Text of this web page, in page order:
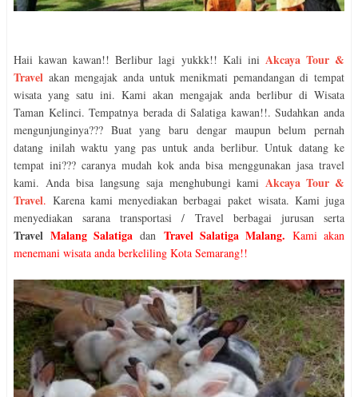
Haii kawan kawan!! Berlibur lagi yukkk!! Kali ini Akcaya Tour &
Travel akan mengajak anda untuk menikmati pemandangan di tempat
wisata yang satu ini. Kami akan mengajak anda berlibur di Wisata
Taman Kelinci. Tempatnya berada di Salatiga kawan!!. Sudahkan anda
mengunjunginya??? Buat yang baru dengar maupun belum pernah
datang inilah waktu yang pas untuk anda berlibur. Untuk datang ke
tempat ini??? caranya mudah kok anda bisa menggunakan jasa travel
kami. Anda bisa langsung saja menghubungi kami Akcaya Tour &
Travel. Karena kami menyediakan berbagai paket wisata. Kami juga
menyediakan sarana transportasi / Travel berbagai jurusan serta
TravelMalang Salatiga dan Travel Salatiga Malang. Kami akan
menemani wisata anda berkeliling Kota Semarang!!